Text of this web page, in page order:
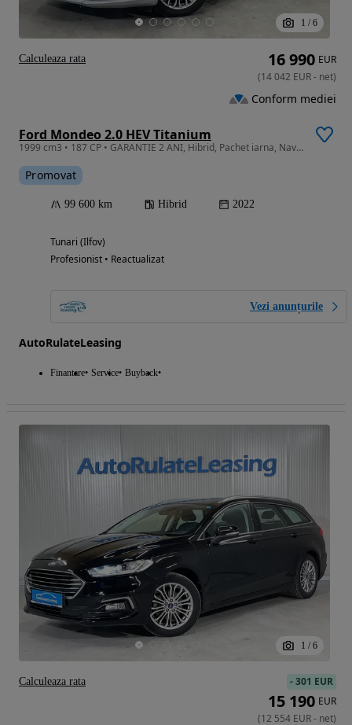
1 / 6
Ford Mondeo 2.0 HEV Titanium
1999 cm3 • 187 CP • GARANTIE 2 ANI, Hibrid, Pachet iarna, Navi, Camera, LED
Promovat
99 600 km Hibrid 2022
Tunari (Ilfov)
Profesionist • Reactualizat
Vezi anunțurile
AutoRulateLeasing
Finantare Service Buyback
16 990 EUR
(14 042 EUR- net)
Conform mediei
Calculeaza rata
1 / 6
-301 EUR
15 190 EUR
(12 554 EUR- net)
Calculeaza rata